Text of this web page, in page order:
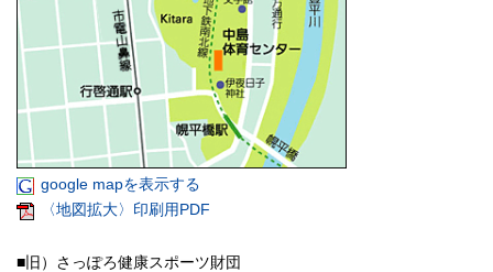
google mapを表示する
〈地図拡大〉印刷用PDF
■旧）さっぽろ健康スポーツ財団